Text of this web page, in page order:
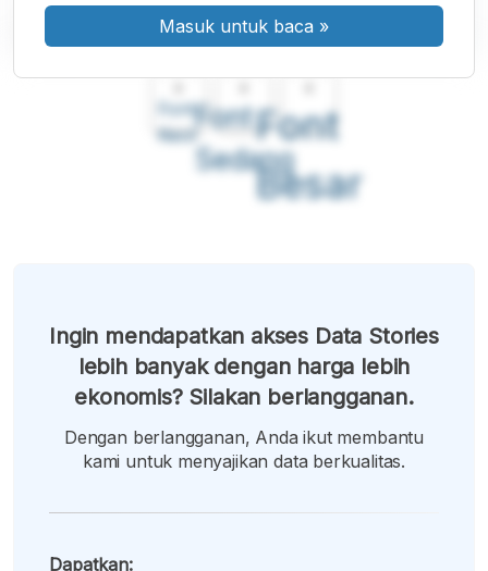
Font
Kecil
Font
Sedang
Font
Besar
Masuk untuk baca »
Ingin mendapatkan akses Data Stories
lebih banyak dengan harga lebih
ekonomis? Silakan berlangganan.
Dengan berlangganan, Anda ikut membantu
kami untuk menyajikan data berkualitas.
Dapatkan: